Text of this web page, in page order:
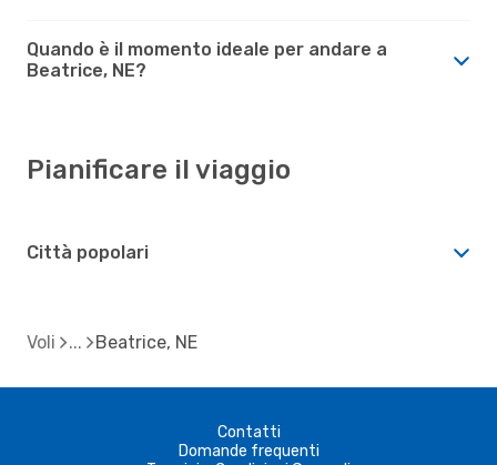
Quando è il momento ideale per andare a
Beatrice, NE?
Pianificare il viaggio
Città popolari
Voli Beatrice, NE
Contatti
Domande frequenti